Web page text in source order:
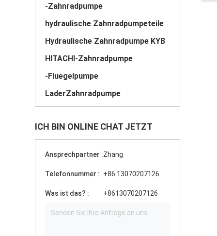
-Zahnradpumpe
hydraulische Zahnradpumpeteile
Hydraulische Zahnradpumpe KYB
HITACHI-Zahnradpumpe
-Fluegelpumpe
LaderZahnradpumpe
ICH BIN ONLINE CHAT JETZT
Ansprechpartner :Zhang
Telefonnummer : +86 13070207126
Was ist das? : +8613070207126